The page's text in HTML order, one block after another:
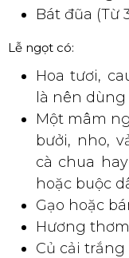
Bát đũa (Từ
Lễ ngọt có:
Hoa tươi,
là nên dùng
Một mâm
bưởi, nho,
cà chua
hoặc buộc
Gạo hoặc
Hương
Củ cải trắng